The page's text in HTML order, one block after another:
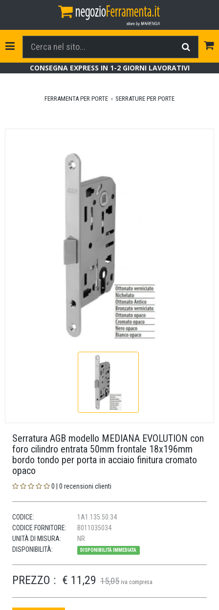
Toggle Navigation
CONSEGNA EXPRESS IN 1-2 GIORNI LAVORATIVI
FERRAMENTA PER PORTE SERRATURE PER PORTE
Serratura AGB modello MEDIANA EVOLUTION con
foro cilindro entrata 50mm frontale 18x196mm
bordo tondo per porta in acciaio finitura cromato
opaco
0 | 0 recensioni clienti
CODICE:
1A1.135.50.34
CODICE FORNITORE:
B011035034
UNITÀ DI MISURA:
NR
DISPONIBILITÀ:
DISPONIBILITÀ IMMEDIATA
PREZZO : € 11,29 15,05 iva compresa